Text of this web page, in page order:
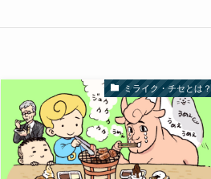
ミライク・チセとは？